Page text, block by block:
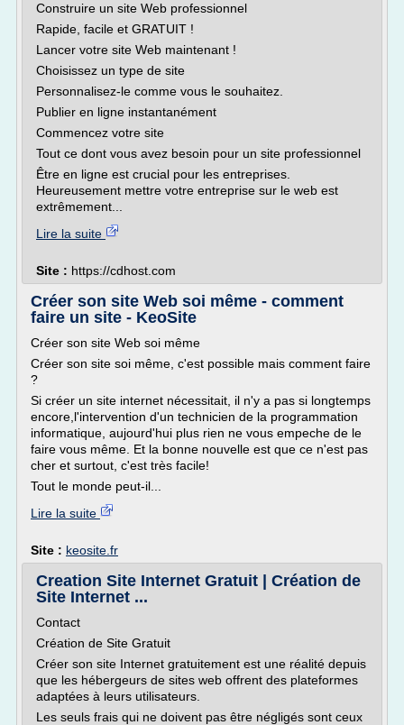
Construire un site Web professionnel
Rapide, facile et GRATUIT !
Lancer votre site Web maintenant !
Choisissez un type de site
Personnalisez-le comme vous le souhaitez.
Publier en ligne instantanément
Commencez votre site
Tout ce dont vous avez besoin pour un site professionnel
Être en ligne est crucial pour les entreprises.
Heureusement mettre votre entreprise sur le web est
extrêmement...
Lire la suite
Site : https://cdhost.com
Créer son site Web soi même - comment
faire un site - KeoSite
Créer son site Web soi même
Créer son site soi même, c'est possible mais comment faire
?
Si créer un site internet nécessitait, il n'y a pas si longtemps
encore,l'intervention d'un technicien de la programmation
informatique, aujourd'hui plus rien ne vous empeche de le
faire vous même. Et la bonne nouvelle est que ce n'est pas
cher et surtout, c'est très facile!
Tout le monde peut-il...
Lire la suite
Site : keosite.fr
Creation Site Internet Gratuit | Création de
Site Internet ...
Contact
Création de Site Gratuit
Créer son site Internet gratuitement est une réalité depuis
que les hébergeurs de sites web offrent des plateformes
adaptées à leurs utilisateurs.
Les seuls frais qui ne doivent pas être négligés sont ceux